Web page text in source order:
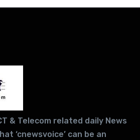
& Telecom related daily News
‘cnewsvoice’ can be an